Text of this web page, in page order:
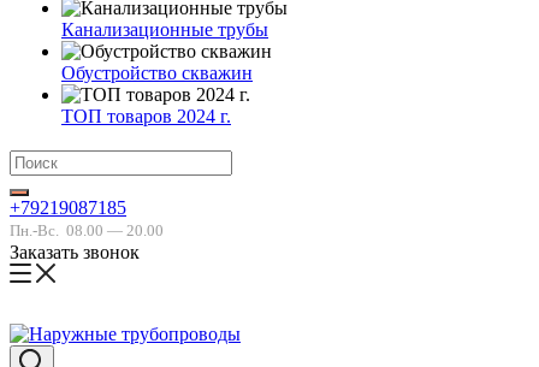
Канализационные трубы
Обустройство скважин
ТОП товаров 2024 г.
+79219087185
Пн.-Вс. 08.00 — 20.00
Заказать звонок